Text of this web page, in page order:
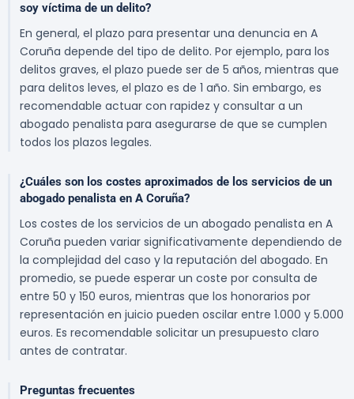
soy víctima de un delito?
En general, el plazo para presentar una denuncia en A
Coruña depende del tipo de delito. Por ejemplo, para los
delitos graves, el plazo puede ser de 5 años, mientras que
para delitos leves, el plazo es de 1 año. Sin embargo, es
recomendable actuar con rapidez y consultar a un
abogado penalista para asegurarse de que se cumplen
todos los plazos legales.
¿Cuáles son los costes aproximados de los servicios de un
abogado penalista en A Coruña?
Los costes de los servicios de un abogado penalista en A
Coruña pueden variar significativamente dependiendo de
la complejidad del caso y la reputación del abogado. En
promedio, se puede esperar un coste por consulta de
entre 50 y 150 euros, mientras que los honorarios por
representación en juicio pueden oscilar entre 1.000 y 5.000
euros. Es recomendable solicitar un presupuesto claro
antes de contratar.
Preguntas frecuentes